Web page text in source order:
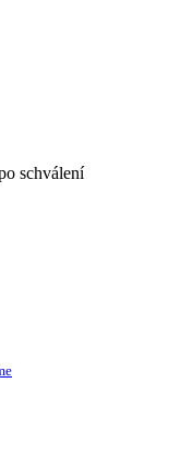
schválení